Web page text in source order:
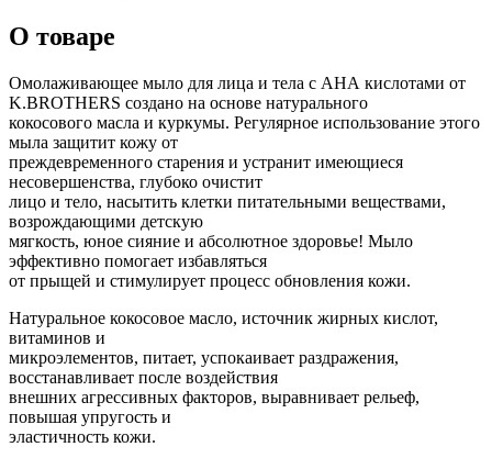
О товаре
Омолаживающее мыло для лица и тела с АНА кислотами от
K.BROTHERS создано на основе натурального
кокосового масла и куркумы. Регулярное использование этого
мыла защитит кожу от
преждевременного старения и устранит имеющиеся
несовершенства, глубоко очистит
лицо и тело, насытить клетки питательными веществами,
возрождающими детскую
мягкость, юное сияние и абсолютное здоровье! Мыло
эффективно помогает избавляться
от прыщей и стимулирует процесс обновления кожи.
Натуральное кокосовое масло, источник жирных кислот,
витаминов и
микроэлементов, питает, успокаивает раздражения,
восстанавливает после воздействия
внешних агрессивных факторов, выравнивает рельеф,
повышая упругость и
эластичность кожи.